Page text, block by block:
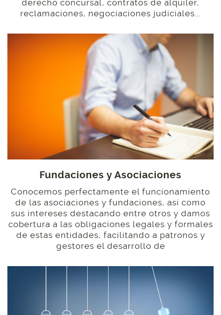
derecho concursal, contratos de alquiler,
reclamaciones, negociaciones judiciales...
Fundaciones y Asociaciones
Conocemos perfectamente el funcionamiento
de las asociaciones y fundaciones, así como
sus intereses destacando entre otros y damos
cobertura a las obligaciones legales y formales
de estas entidades, facilitando a patronos y
gestores el desarrollo de